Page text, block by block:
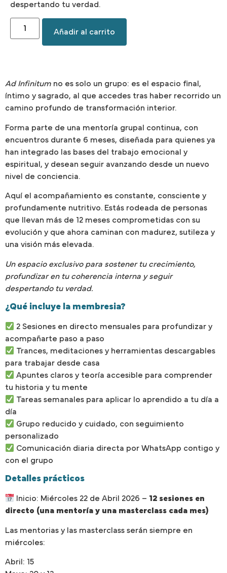
despertando tu verdad.
Añadir al carrito
Ad Infinitum no es solo un grupo: es el espacio final,
íntimo y sagrado, al que accedes tras haber recorrido un
camino profundo de transformación interior.
Forma parte de una mentoría grupal continua, con
encuentros durante 6 meses, diseñada para quienes ya
han integrado las bases del trabajo emocional y
espiritual, y desean seguir avanzando desde un nuevo
nivel de conciencia.
Aquí el acompañamiento es constante, consciente y
profundamente nutritivo. Estás rodeada de personas
que llevan más de 12 meses comprometidas con su
evolución y que ahora caminan con madurez, sutileza y
una visión más elevada.
Un espacio exclusivo para sostener tu crecimiento,
profundizar en tu coherencia interna y seguir
despertando tu verdad.
¿Qué incluye la membresia?
2 Sesiones en directo mensuales para profundizar y
acompañarte paso a paso
Trances, meditaciones y herramientas descargables
para trabajar desde casa
Apuntes claros y teoría accesible para comprender
tu historia y tu mente
Tareas semanales para aplicar lo aprendido a tu día a
día
Grupo reducido y cuidado, con seguimiento
personalizado
Comunicación diaria directa por WhatsApp contigo y
con el grupo
Detalles prácticos
Inicio: Miércoles 22 de Abril 2026 – 12 sesiones en
directo (una mentoría y una masterclass cada mes)
Las mentorias y las masterclass serán siempre en
miércoles:
Abril: 15